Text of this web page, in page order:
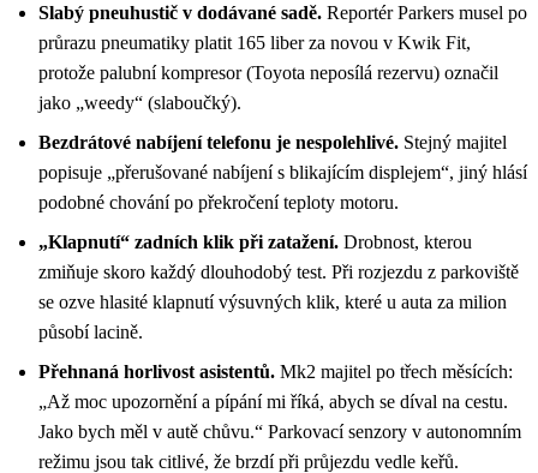
Slabý pneuhustič v dodávané sadě. Reportér Parkers musel po
průrazu pneumatiky platit 165 liber za novou v Kwik Fit,
protože palubní kompresor (Toyota neposílá rezervu) označil
jako „weedy“ (slaboučký).
Bezdrátové nabíjení telefonu je nespolehlivé. Stejný majitel
popisuje „přerušované nabíjení s blikajícím displejem“, jiný hlásí
podobné chování po překročení teploty motoru.
„Klapnutí“ zadních klik při zatažení. Drobnost, kterou
zmiňuje skoro každý dlouhodobý test. Při rozjezdu z parkoviště
se ozve hlasité klapnutí výsuvných klik, které u auta za milion
působí lacině.
Přehnaná horlivost asistentů. Mk2 majitel po třech měsících:
„Až moc upozornění a pípání mi říká, abych se díval na cestu.
Jako bych měl v autě chůvu.“ Parkovací senzory v autonomním
režimu jsou tak citlivé, že brzdí při průjezdu vedle keřů.